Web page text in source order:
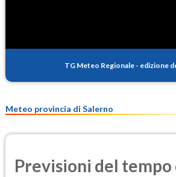
TG Meteo Regionale - edizione
Meteo provincia di Salerno
Previsioni del tempo